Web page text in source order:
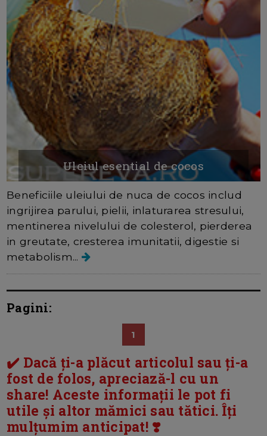
Uleiul esential de cocos
Beneficiile uleiului de nuca de cocos includ
ingrijirea parului, pielii, inlaturarea stresului,
mentinerea nivelului de colesterol, pierderea
in greutate, cresterea imunitatii, digestie si
metabolism...
Pagini:
1
✔️ Dacă ți-a plăcut articolul sau ți-a
fost de folos, apreciază-l cu un
share! Aceste informații le pot fi
utile și altor mămici sau tătici. Îți
mulțumim anticipat! ❣️